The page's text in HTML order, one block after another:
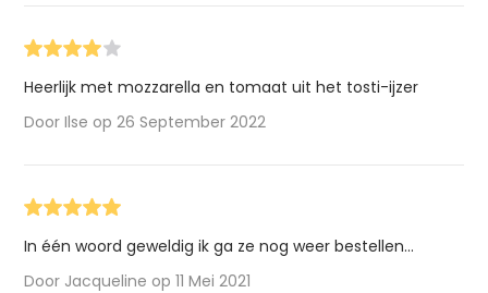
Heerlijk met mozzarella en tomaat uit het tosti-ijzer
Door Ilse op 26 September 2022
In één woord geweldig ik ga ze nog weer bestellen...
Door Jacqueline op 11 Mei 2021